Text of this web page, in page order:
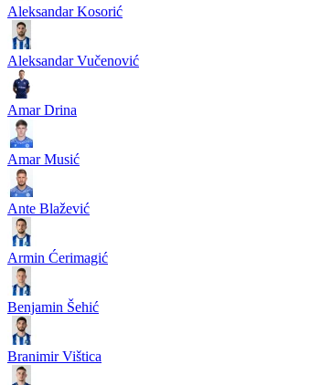
Aleksandar Kosorić
Aleksandar Vučenović
Amar Drina
Amar Musić
Ante Blažević
Armin Ćerimagić
Benjamin Šehić
Branimir Vištica